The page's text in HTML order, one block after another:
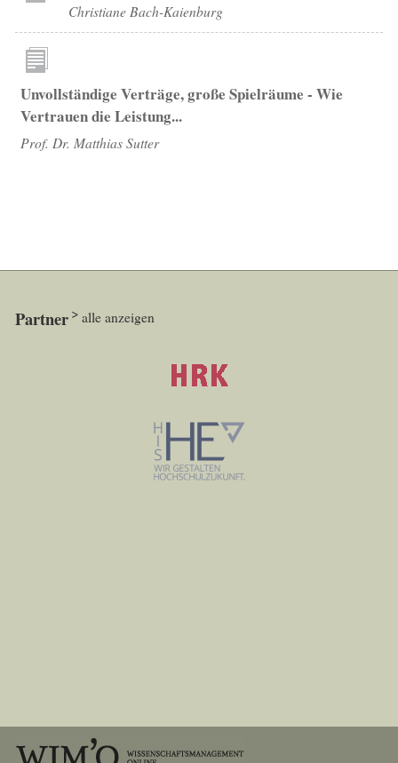
Christiane Bach-Kaienburg
Unvollständige Verträge, große Spielräume - Wie
Vertrauen die Leistung...
Prof. Dr. Matthias Sutter
Partner alle anzeigen